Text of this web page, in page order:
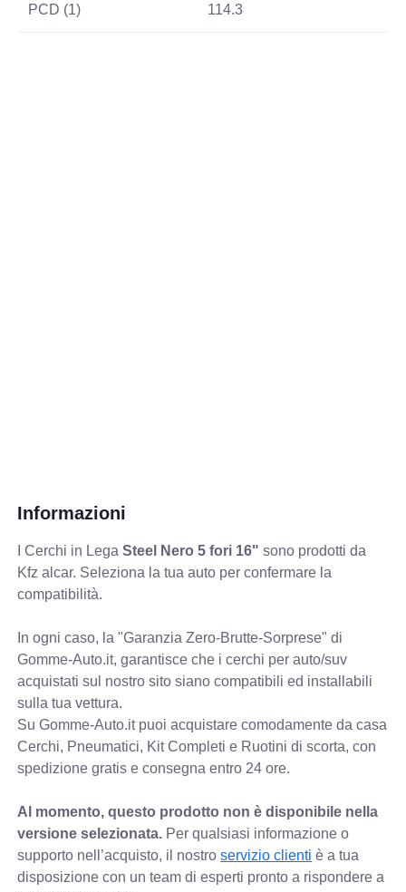
PCD (1) 114.3
Informazioni
I Cerchi in LegaSteel Nero 5 fori 16" sono prodotti da
Kfz alcar. Seleziona la tua auto per confermare la
compatibilità.
In ogni caso, la "Garanzia Zero-Brutte-Sorprese" di
Gomme-Auto.it, garantisce che i cerchi per auto/suv
acquistati sul nostro sito siano compatibili ed installabili
sulla tua vettura.
Su Gomme-Auto.it puoi acquistare comodamente da casa
Cerchi, Pneumatici, Kit Completi e Ruotini di scorta, con
spedizione gratis e consegna entro 24 ore.
Al momento, questo prodotto non è disponibile nella
versione selezionata. Per qualsiasi informazione o
supporto nell’acquisto, il nostroservizio clienti è a tua
disposizione con un team di esperti pronto a rispondere a